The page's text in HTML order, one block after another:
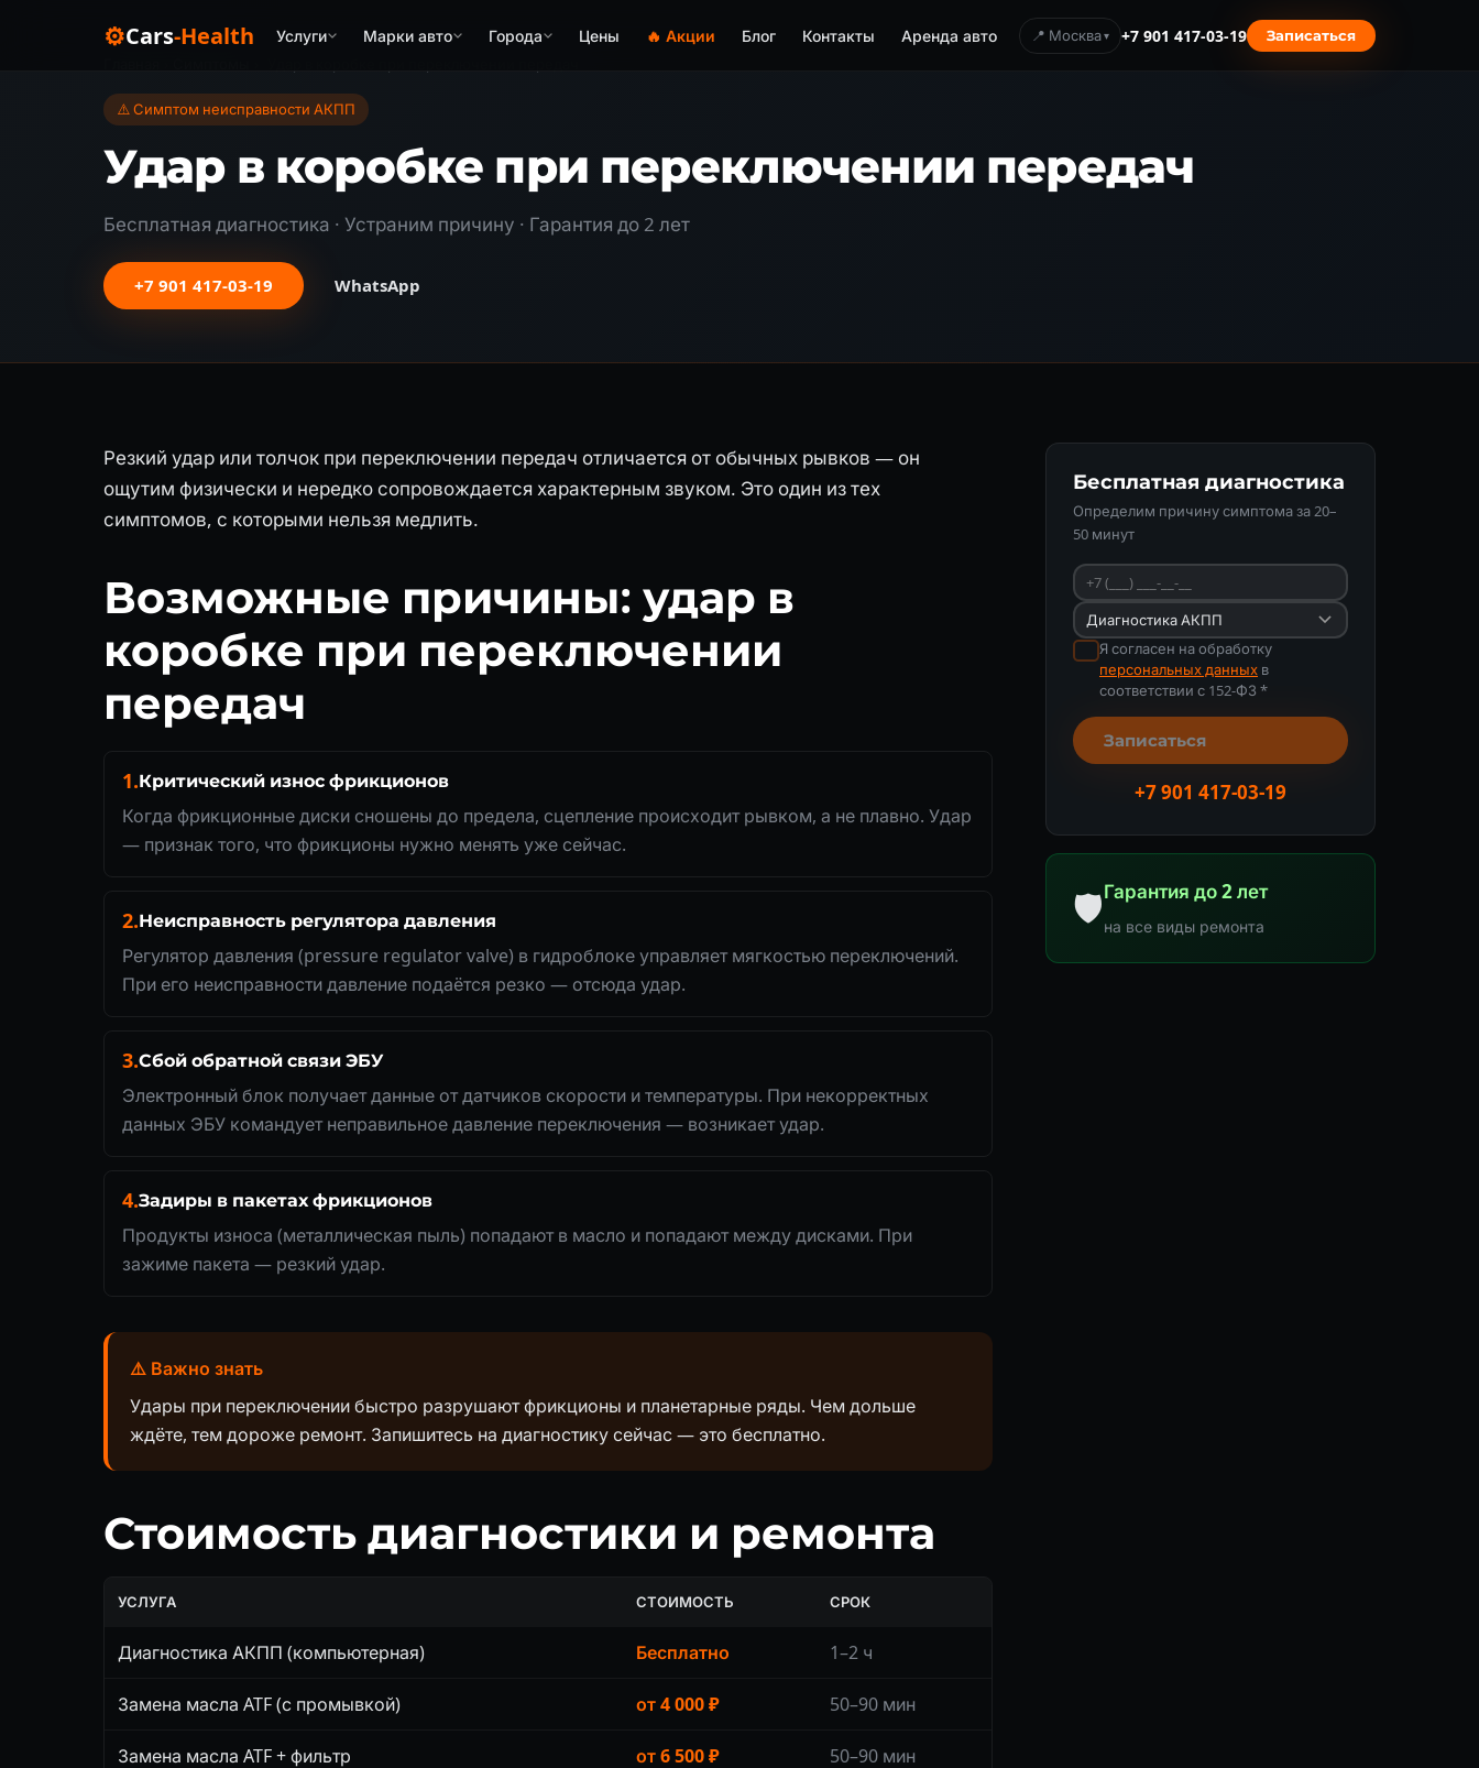
⚙Cars-Health Услуги Марки авто Города Цены 🔥 Акции Блог Контакты Аренда авто 📍 Москва +7 901 417-03-19
Записаться
⚠️ Симптом неисправности АКПП
Удар в коробке при переключении передач
Бесплатная диагностика · Устраним причину · Гарантия до 2 лет
+7 901 417-03-19 WhatsApp
Резкий удар или толчок при переключении передач отличается от обычных рывков — он
ощутим физически и нередко сопровождается характерным звуком. Это один из тех
симптомов, с которыми нельзя медлить.
Возможные причины: удар в
коробке при переключении
передач
1.Критический износ фрикционов
Когда фрикционные диски сношены до предела, сцепление происходит рывком, а не плавно. Удар
— признак того, что фрикционы нужно менять уже сейчас.
2.Неисправность регулятора давления
Регулятор давления (pressure regulator valve) в гидроблоке управляет мягкостью переключений.
При его неисправности давление подаётся резко — отсюда удар.
3.Сбой обратной связи ЭБУ
Электронный блок получает данные от датчиков скорости и температуры. При некорректных
данных ЭБУ командует неправильное давление переключения — возникает удар.
4.Задиры в пакетах фрикционов
Продукты износа (металлическая пыль) попадают в масло и попадают между дисками. При
зажиме пакета — резкий удар.
⚠️ Важно знать
Удары при переключении быстро разрушают фрикционы и планетарные ряды. Чем дольше
ждёте, тем дороже ремонт. Запишитесь на диагностику сейчас — это бесплатно.
Стоимость диагностики и ремонта
УСЛУГА СТОИМОСТЬ СРОК
Диагностика АКПП (компьютерная) Бесплатно 1–2 ч
Замена масла ATF (с промывкой) от 4 000 ₽ 50–90 мин
Замена масла ATF + фильтр от 6 500 ₽ 50–90 мин
Бесплатная диагностика
Определим причину симптома за 20–
50 минут
Я согласен на обработку
персональных данных в
соответствии с 152-ФЗ *
Записаться
+7 901 417-03-19
🛡Гарантия до 2 лет
на все виды ремонта